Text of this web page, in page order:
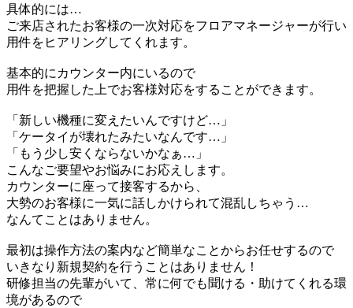
具体的には…
ご来店されたお客様の一次対応をフロアマネージャーが行い
用件をヒアリングしてくれます。
基本的にカウンター内にいるので
用件を把握した上でお客様対応をすることができます。
「新しい機種に変えたいんですけど…」
「ケータイが壊れたみたいなんです…」
「もう少し安くならないかなぁ…」
こんなご要望やお悩みにお応えします。
カウンターに座って接客するから、
大勢のお客様に一気に話しかけられて混乱しちゃう…
なんてことはありません。
最初は操作方法の案内など簡単なことからお任せするので
いきなり新規契約を行うことはありません！
研修担当の先輩がいて、常に何でも聞ける・助けてくれる環
境があるので